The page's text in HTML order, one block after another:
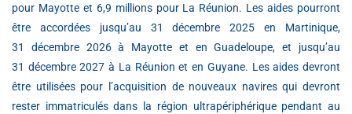
pour Mayotte et 6,9 millions pour La Réunion. Les aides pourront
être accordées jusqu’au 31 décembre 2025 en Martinique,
31 décembre 2026 à Mayotte et en Guadeloupe, et jusqu’au
31 décembre 2027 à La Réunion et en Guyane. Les aides devront
être utilisées pour l’acquisition de nouveaux navires qui devront
rester immatriculés dans la région ultrapériphérique pendant au